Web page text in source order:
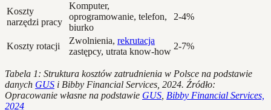
Koszty
narzędzi pracy
Komputer,
oprogramowanie, telefon,
biurko
2-4%
Koszty rotacji
Zwolnienia, rekrutacja
zastępcy, utrata know-how
2-7%
Tabela 1: Struktura kosztów zatrudnienia w Polsce na podstawie
danych GUS i Bibby Financial Services, 2024. Źródło:
Opracowanie własne na podstawie GUS Bibby Financial Services,
2024